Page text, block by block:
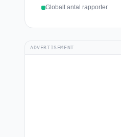
Globalt antal rapporter
ADVERTISEMENT